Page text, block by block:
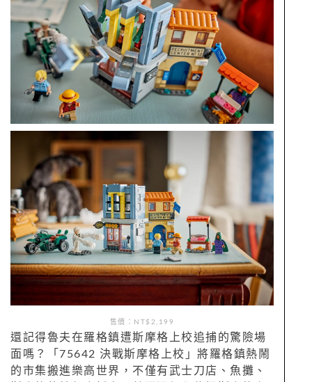
售價：NT$2,199
還記得魯夫在羅格鎮遭斯摩格上校追捕的驚險場
面嗎？「75642 決戰斯摩格上校」將羅格鎮熱鬧
的市集搬進樂高世界，不僅有武士刀店、魚攤、